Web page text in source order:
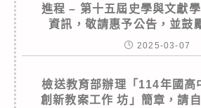
進程 – 第十五屆史學與文獻學
資訊，敬請惠予公告，並鼓
2025-03-07
檢送教育部辦理「114年國高
創新教案工作 坊」簡章，請